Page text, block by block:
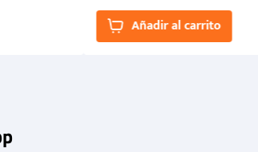
Añadir al carrito